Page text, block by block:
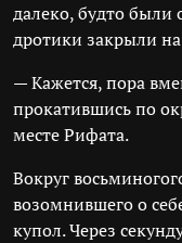
далеко, будто
дротики закрыли
— Кажется, пора
прокатившись по
месте Рифата.
Вокруг
возомнившего о
купол. Через